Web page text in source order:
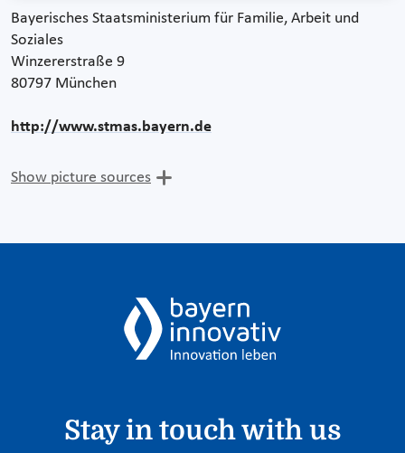
Bayerisches Staatsministerium für Familie, Arbeit und
Soziales
Winzererstraße 9
80797 München
http://www.stmas.bayern.de
Show picture sources
Stay in touch with us